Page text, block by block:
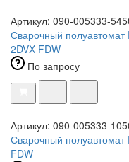
Артикул: 090-005333-
Сварочный
2DVX FDW
По запросу
Артикул: 090-005333-
Сварочный
FDW